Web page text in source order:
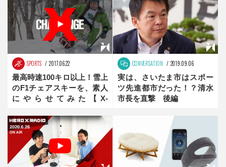
SPORTS 2017.06.22
最高時速100キロ以上！雪上
のF1チェアスキーを、素人
にやらせてみた【X-
CONVERSATION 2019.09.06
実は、さいたま市はスポー
ツ先進都市だった！？清水
市長を直撃 後編